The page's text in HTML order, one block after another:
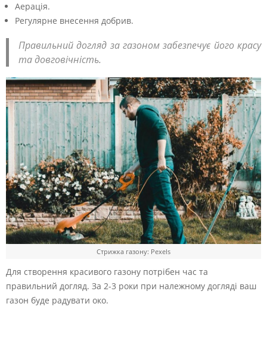
Аерація.
Регулярне внесення добрив.
Правильний догляд за газоном забезпечує його красу
та довговічність.
Стрижка газону: Pexels
Для створення красивого газону потрібен час та
правильний догляд. За 2-3 роки при належному догляді ваш
газон буде радувати око.